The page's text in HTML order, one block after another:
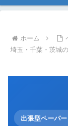
ホーム
埼玉・千葉・茨城
出張型ペーパ